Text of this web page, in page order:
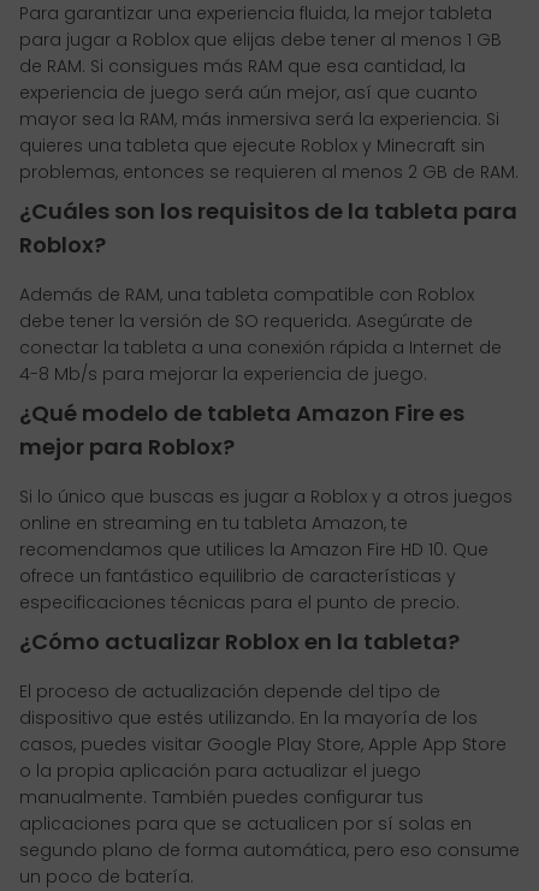
Para garantizar una experiencia fluida, la mejor tableta
para jugar a Roblox que elijas debe tener al menos 1 GB
de RAM. Si consigues más RAM que esa cantidad, la
experiencia de juego será aún mejor, así que cuanto
mayor sea la RAM, más inmersiva será la experiencia. Si
quieres una tableta que ejecute Roblox y Minecraft sin
problemas, entonces se requieren al menos 2 GB de RAM.
¿Cuáles son los requisitos de la tableta para
Roblox?
Además de RAM, una tableta compatible con Roblox
debe tener la versión de SO requerida. Asegúrate de
conectar la tableta a una conexión rápida a Internet de
4-8 Mb/s para mejorar la experiencia de juego.
¿Qué modelo de tableta Amazon Fire es
mejor para Roblox?
Si lo único que buscas es jugar a Roblox y a otros juegos
online en streaming en tu tableta Amazon, te
recomendamos que utilices la Amazon Fire HD 10. Que
ofrece un fantástico equilibrio de características y
especificaciones técnicas para el punto de precio.
¿Cómo actualizar Roblox en la tableta?
El proceso de actualización depende del tipo de
dispositivo que estés utilizando. En la mayoría de los
casos, puedes visitar Google Play Store, Apple App Store
o la propia aplicación para actualizar el juego
manualmente. También puedes configurar tus
aplicaciones para que se actualicen por sí solas en
segundo plano de forma automática, pero eso consume
un poco de batería.